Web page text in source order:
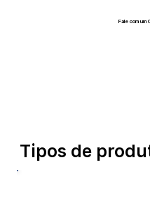
Fale com um
Tipos de